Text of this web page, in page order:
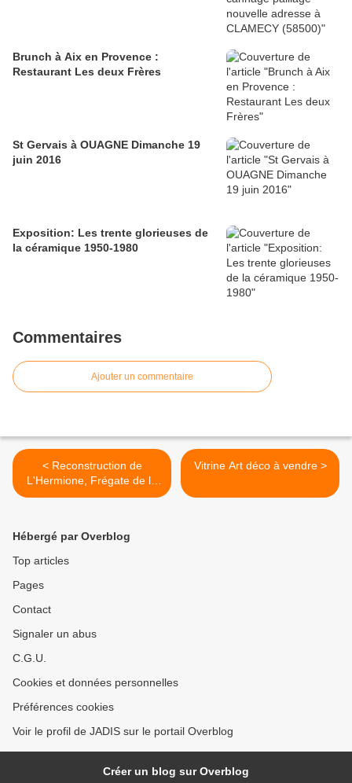
Brunch à Aix en Provence :
Restaurant Les deux Frères
St Gervais à OUAGNE Dimanche 19
juin 2016
Exposition: Les trente glorieuses de
la céramique 1950-1980
Commentaires
Ajouter un commentaire
< Reconstruction de
L'Hermione, Frégate de la
liberté à Rochefort(17308)
Vitrine Art déco à vendre >
Hébergé par Overblog
Top articles
Pages
Contact
Signaler un abus
C.G.U.
Cookies et données personnelles
Préférences cookies
Voir le profil de JADIS sur le portail Overblog
Créer un blog sur Overblog